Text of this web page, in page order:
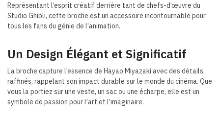
Représentant l’esprit créatif derrière tant de chefs-d’œuvre du
Studio Ghibli, cette broche est un accessoire incontournable pour
tous les fans du génie de l’animation.
Un Design Élégant et Significatif
La broche capture l’essence de Hayao Miyazaki avec des détails
raffinés, rappelant son impact durable sur le monde du cinéma. Que
vous la portiez sur une veste, un sac ou une écharpe, elle est un
symbole de passion pour l’art et l’imaginaire.